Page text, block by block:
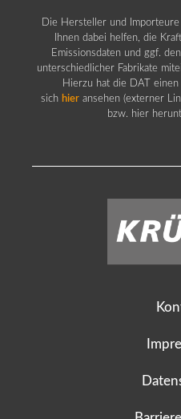
Die Hersteller und
Ihnen dabei helfen, die
Emissionsdaten und ggf.
unterschiedlicher Fabrikate
Hierzu hat die DAT
sich hier ansehen (externer
bzw. hier